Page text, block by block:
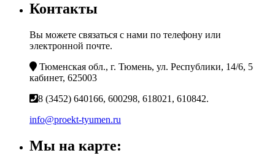
Контакты
Вы можете связаться с нами по телефону или
электронной почте.
Тюменская обл., г. Тюмень, ул. Республики, 14/6, 5
кабинет, 625003
8 (3452) 640166, 600298, 618021, 610842.
info@proekt-tyumen.ru
Мы на карте: